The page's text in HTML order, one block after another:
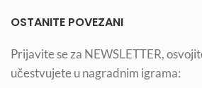
OSTANITE POVEZANI
Prijavite se za NEWSLETTER,
učestvujete u nagradnim igrama: